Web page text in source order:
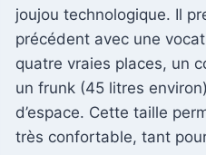
joujou technologique. Il
précédent avec une
quatre vraies places, un
un frunk (45 litres
d’espace. Cette taille
très confortable, tant